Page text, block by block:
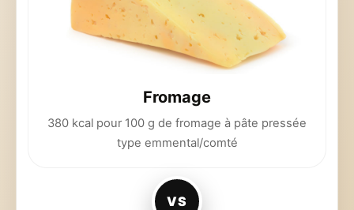
Fromage
380 kcal pour 100 g de fromage à pâte pressée
type emmental/comté
VS